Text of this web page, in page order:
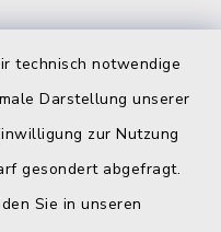
technisch notwendige
Darstellung unserer
zur Nutzung
gesondert abgefragt.
Sie in unseren